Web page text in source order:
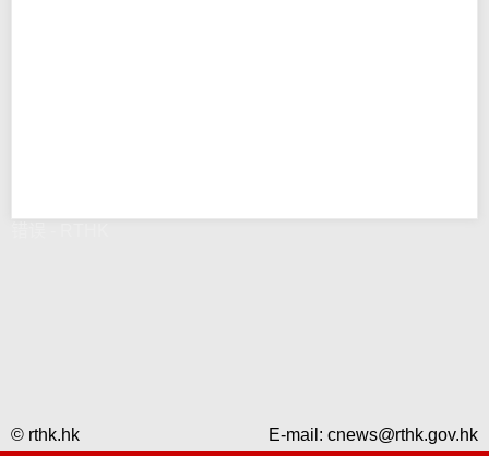
© rthk.hk E-mail: cnews@rthk.gov.hk